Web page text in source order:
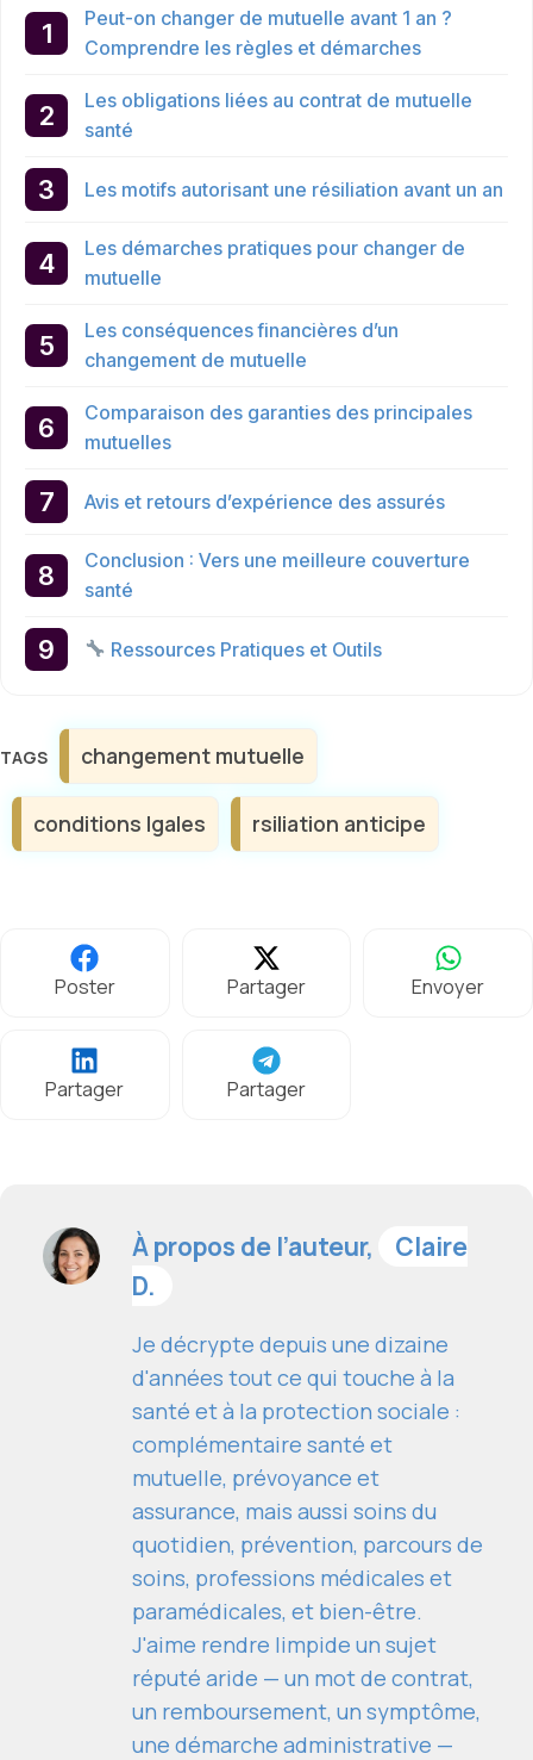
Peut-on changer de mutuelle avant 1 an ?
Comprendre les règles et démarches
Les obligations liées au contrat de mutuelle
santé
Les motifs autorisant une résiliation avant un an
Les démarches pratiques pour changer de
mutuelle
Les conséquences financières d’un
changement de mutuelle
Comparaison des garanties des principales
mutuelles
Avis et retours d’expérience des assurés
Conclusion : Vers une meilleure couverture
santé
Ressources Pratiques et Outils
Étiquettes
changement mutuelle
conditions lgales rsiliation anticipe
Poster Partager Envoyer
Partager Partager
À propos de l’auteur,
Claire
D.
Je décrypte depuis une dizaine
d'années tout ce qui touche à la
santé et à la protection sociale :
complémentaire santé et
mutuelle, prévoyance et
assurance, mais aussi soins du
quotidien, prévention, parcours de
soins, professions médicales et
paramédicales, et bien-être.
J'aime rendre limpide un sujet
réputé aride — un mot de contrat,
un remboursement, un symptôme,
une démarche administrative —